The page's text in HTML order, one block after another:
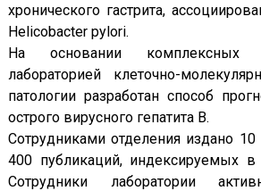
хронического гастрита,
Helicobacter pylori.
На основании комплексных
лабораторией клеточно-
патологии разработан способ
острого вирусного гепатита В.
Сотрудниками отделения издано
400 публикаций, индексируемых
Сотрудники лаборатории